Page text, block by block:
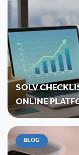
SOLV
ONLINE
BLOG